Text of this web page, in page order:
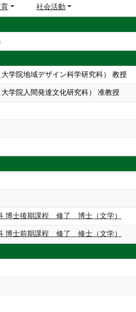
社会活動
学院地域デザイン科学研究科） 教授
学院人間発達文化研究科） 准教授
博士後期課程 修了 博士（文学）
博士前期課程 修了 修士（文学）